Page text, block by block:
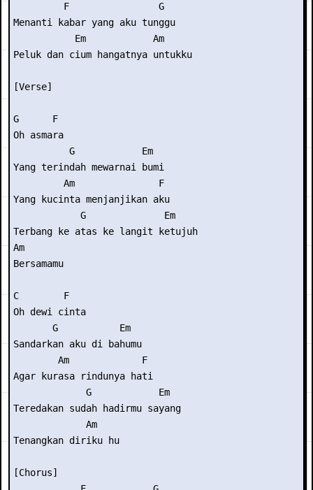
         F                G
Menanti kabar yang aku tunggu
           Em            Am
Peluk dan cium hangatnya untukku
[Verse]
G      F
Oh asmara
          G            Em
Yang terindah mewarnai bumi
         Am               F
Yang kucinta menjanjikan aku
            G              Em
Terbang ke atas ke langit ketujuh
Am
Bersamamu
C        F
Oh dewi cinta
       G           Em
Sandarkan aku di bahumu
        Am             F
Agar kurasa rindunya hati
             G            Em
Teredakan sudah hadirmu sayang
             Am
Tenangkan diriku hu
[Chorus]